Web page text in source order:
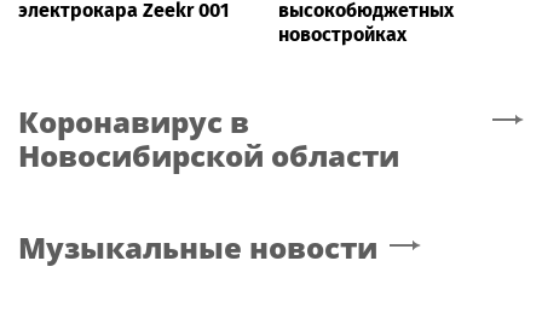
электрокара Zeekr 001
высокобюджетных
новостройках
Коронавирус в
Новосибирской области
Музыкальные новости